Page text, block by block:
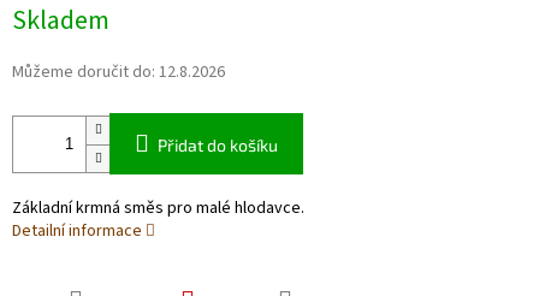
cena:
Skladem
Můžeme doručit do: 12.8.2026
Přidat do košíku
Základní krmná směs pro malé hlodavce.
Detailní informace